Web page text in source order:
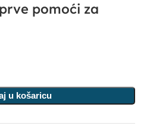
pomoći za
u košaricu